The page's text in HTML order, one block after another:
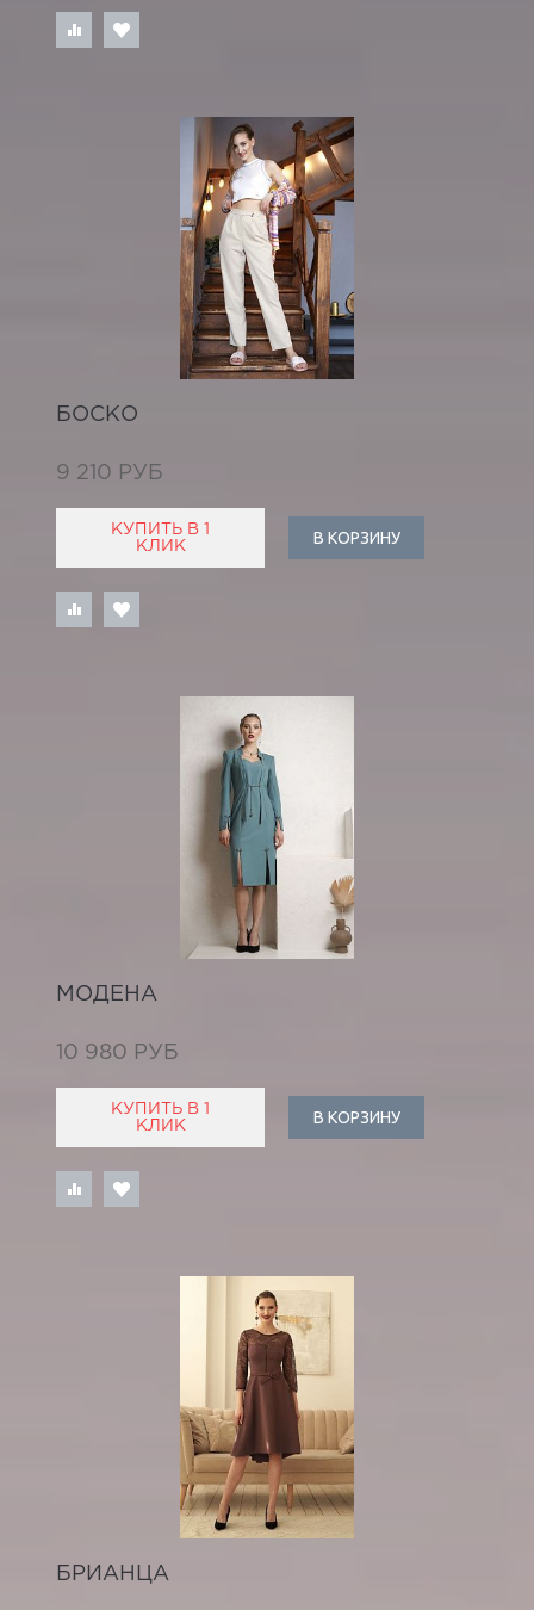
БОСКО
9 210 РУБ
КУПИТЬ В 1
КЛИК
В КОРЗИНУ
МОДЕНА
10 980 РУБ
КУПИТЬ В 1
КЛИК
В КОРЗИНУ
БРИАНЦА